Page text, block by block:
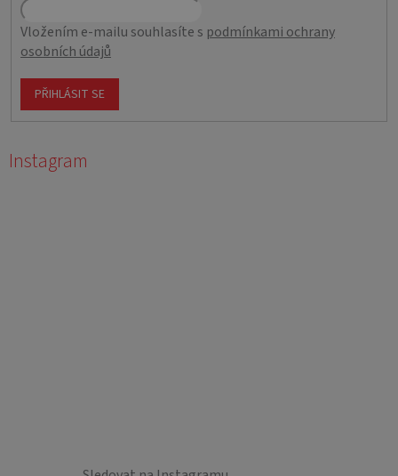
Vložením e-mailu souhlasíte s podmínkami ochrany
osobních údajů
PŘIHLÁSIT SE
Instagram